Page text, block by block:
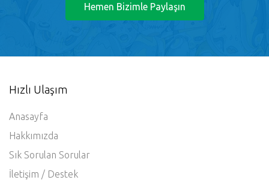
Hemen Bizimle Paylaşın
Hızlı Ulaşım
Anasayfa
Hakkımızda
Sık Sorulan Sorular
İletişim / Destek